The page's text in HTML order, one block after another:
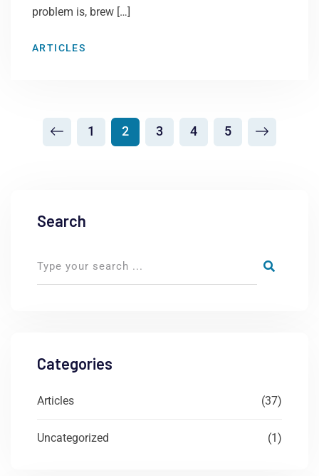
problem is, brew […]
ARTICLES
1 2 3 4 5
Search
Categories
Articles (37)
Uncategorized (1)